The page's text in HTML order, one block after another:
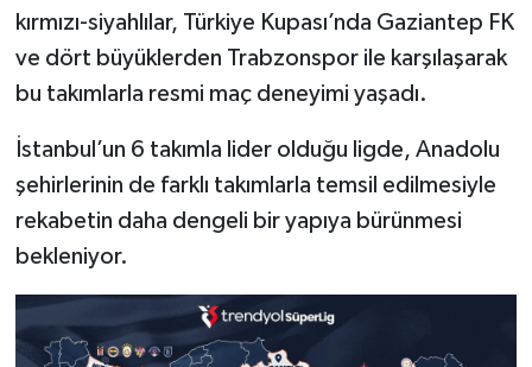
kırmızı-siyahlılar, Türkiye Kupası’nda Gaziantep FK
ve dört büyüklerden Trabzonspor ile karşılaşarak
bu takımlarla resmi maç deneyimi yaşadı.
İstanbul’un 6 takımla lider olduğu ligde, Anadolu
şehirlerinin de farklı takımlarla temsil edilmesiyle
rekabetin daha dengeli bir yapıya bürünmesi
bekleniyor.